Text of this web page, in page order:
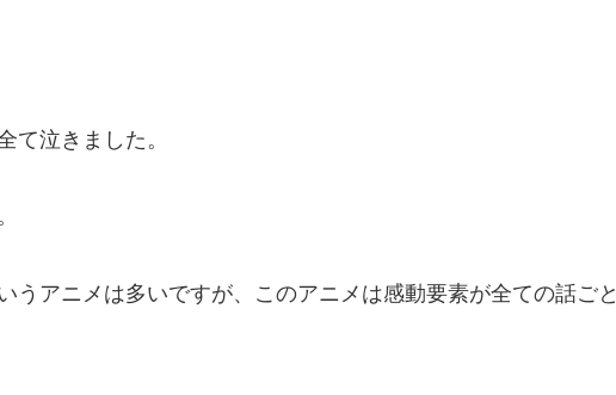
て泣きました。
うアニメは多いですが、このアニメは感動要素が全ての話ごと